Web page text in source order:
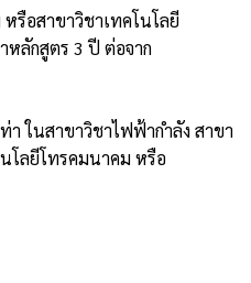
รือสาขาวิชาเทคโนโลยี
ลักสูตร 3 ปี ต่อจาก
ในสาขาวิชาไฟฟ้ากำลัง สาขา
โลยีโทรคมนาคม หรือ